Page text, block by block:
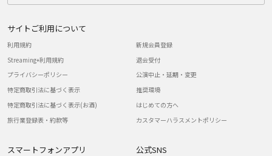
サイトご利用について
利用規約
Streaming+利用規約
プライバシーポリシー
特定商取引法に基づく表示
特定商取引法に基づく表示(お酒)
旅行業登録表・約款等
新規会員登録
退会受付
公演中止・延期・変更
推奨環境
はじめての方へ
カスタマーハラスメントポリシー
スマートフォンアプリ 公式SNS